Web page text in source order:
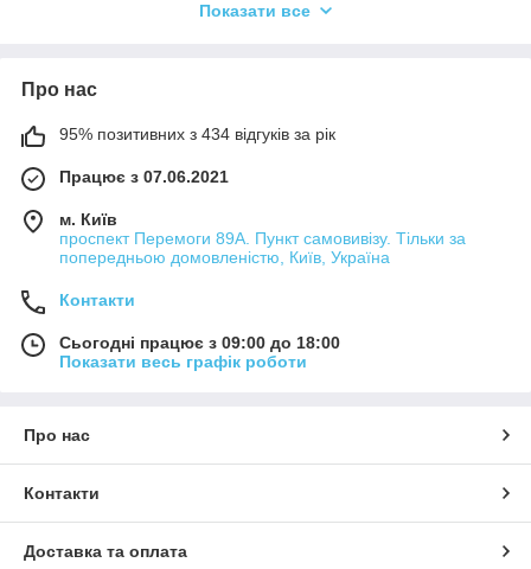
запальних процесів під постійними коронками.
Володіти високими адгезивними властивостями та
кислотно-лужної дії, яка виникає в ротовій порожнині
Бути безпечними, у складі не повинно бути токсичних
речовин, які можуть завдавати шкоди здоров'ю
Мати хороші рентгеноконтрастні властивості, щоб
якість наповнення.
природному відтінку зубів і не псує зовнішній вигляд на час
Переваги безевгенольного цементу
Тимчасові цементи для фіксації коронок бувають
евгенолвмісні та безевгенольні. Найбільше затребуваний
Показати все
Про нас
95% позитивних з 434 відгуків за рік
Працює з 07.06.2021
м. Київ
проспект Перемоги 89А. Пункт самовивізу. Тільки за
попередньою домовленістю, Київ, Україна
Контакти
Сьогодні працює з 09:00 до 18:00
Показати весь графік роботи
Про нас
Контакти
Доставка та оплата